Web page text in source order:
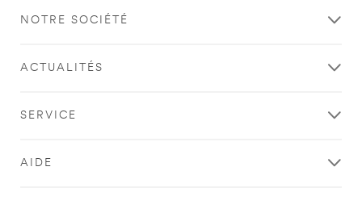
NOTRE SOCIÉTÉ
ACTUALITÉS
SERVICE
AIDE